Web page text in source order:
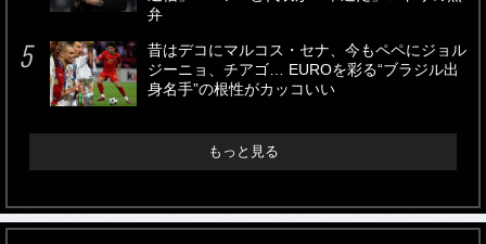
弁
昔はデコにマルコス・セナ、今もペペにジョル
ジーニョ、チアゴ… EUROを彩る“ブラジル出
身名手”の根性がカッコいい
もっと見る